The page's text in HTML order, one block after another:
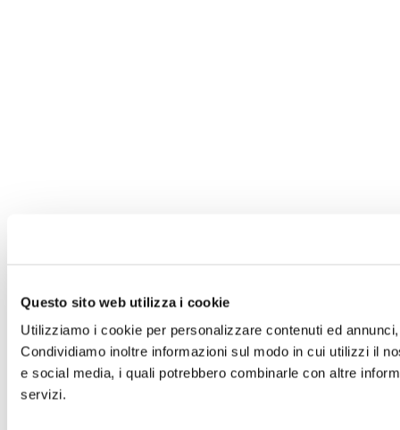
Questo sito web utilizza i cookie
Utilizziamo i cookie per personalizzare contenuti ed
Condividiamo inoltre informazioni sul modo in cui utilizzi il
e social media, i quali potrebbero combinarle con altre
servizi.